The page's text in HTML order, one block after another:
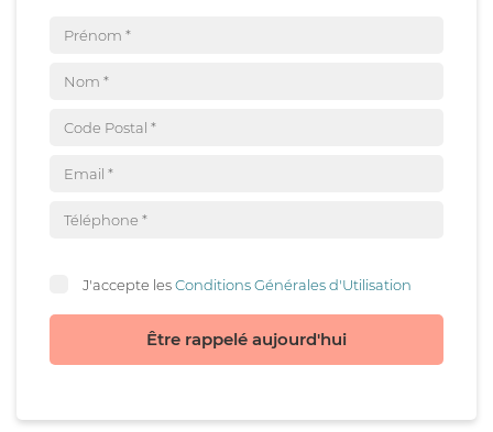
J'accepte lesConditions Générales d'Utilisation
Être rappelé aujourd'hui